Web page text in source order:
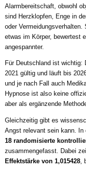
Alarmbereitschaft, obwohl
sind Herzklopfen, Enge in
oder
etwas im Körper, bewertest
angespannter.
Für Deutschland ist wichtig:
2021 gültig und läuft bis
und je nach Fall auch
Hypnose ist also keine
aber als ergänzende
Gleichzeitig gibt es
Angst relevant sein kann. In
18 randomisierte
zusammengefasst. Dabei
Effektstärke von 1,015428